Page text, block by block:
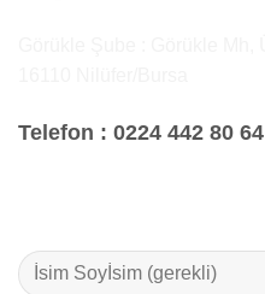
Telefon : 0224 442 80 64